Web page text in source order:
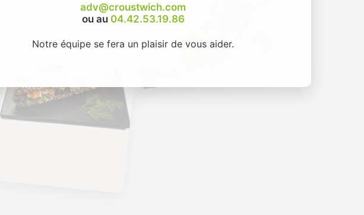
adv@croustwich.com
ou au 04.42.53.19.86
Notre équipe se fera un plaisir de vous aider.